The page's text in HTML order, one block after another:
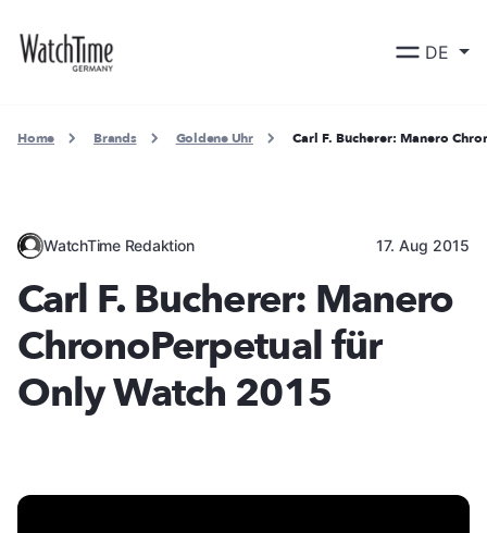
DE
Home Brands Goldene Uhr Carl F. Bucherer: Manero
WatchTime Redaktion 17. Aug 2015
Carl F. Bucherer: Manero
ChronoPerpetual für
Only Watch 2015